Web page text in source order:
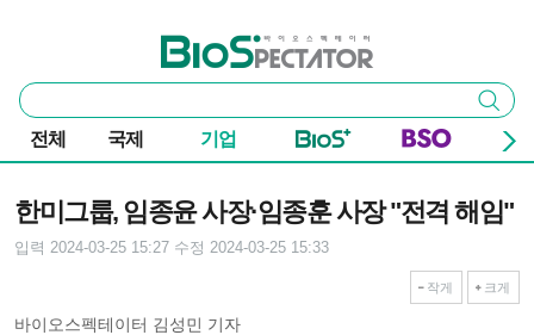
바이오스펙테이터
통
합
검
색
검색
전체 국제 기업
한미그룹, 임종윤 사장·임종훈 사장 "전격 해임"
입력 2024-03-25 15:27 수정 2024-03-25 15:33
작게 크게
바이오스펙테이터 김성민 기자